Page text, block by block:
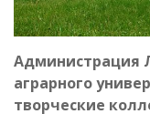
Администрация
аграрного
творческие